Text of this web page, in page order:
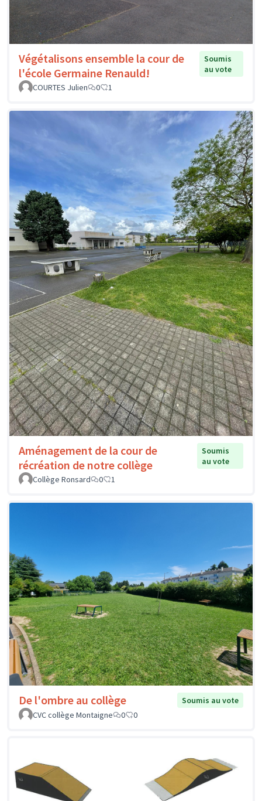
Végétalisons ensemble la cour de
l'école Germaine Renauld!
Soumis
au vote
COURTES Julien
0 1
Aménagement de la cour de
récréation de notre collège
Soumis
au vote
Collège Ronsard
0 1
De l'ombre au collège
Soumis au vote
CVC collège Montaigne
0 0